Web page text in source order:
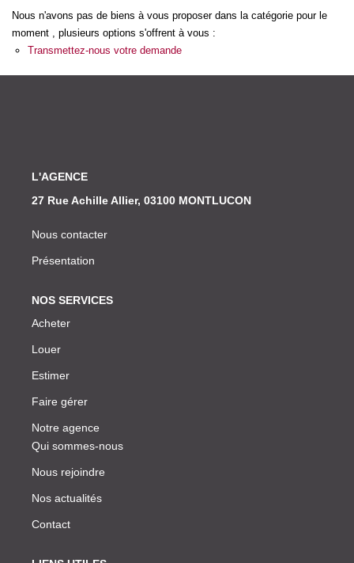
CONTACT
Nous n'avons pas de biens à vous proposer dans la catégorie pour le
moment , plusieurs options s'offrent à vous :
Transmettez-nous votre demande
L'AGENCE
27 Rue Achille Allier, 03100 MONTLUCON
Nous contacter
Présentation
NOS SERVICES
Acheter
Louer
Estimer
Faire gérer
Notre agence
Qui sommes-nous
Nous rejoindre
Nos actualités
Contact